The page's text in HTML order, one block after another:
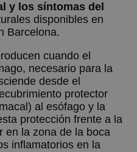
y los síntomas del
disponibles en
Barcelona.
cuando el
necesario para la
desde el
protector
al esófago y la
protección frente a la
en la zona de la boca
inflamatorios en la